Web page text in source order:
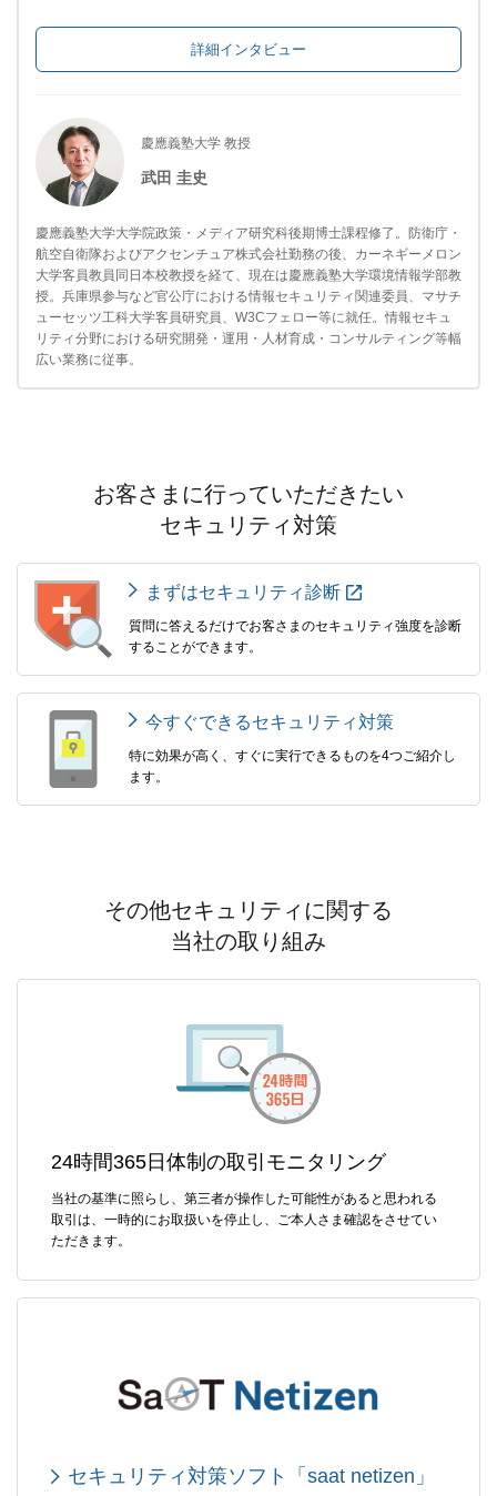
詳細インタビュー
慶應義塾大学 教授
武田 圭史
慶應義塾大学大学院政策・メディア研究科後期博士課程修了。防衛庁・
航空自衛隊およびアクセンチュア株式会社勤務の後、カーネギーメロン
大学客員教員同日本校教授を経て、現在は慶應義塾大学環境情報学部教
授。兵庫県参与など官公庁における情報セキュリティ関連委員、マサチ
ューセッツ工科大学客員研究員、W3Cフェロー等に就任。情報セキュ
リティ分野における研究開発・運用・人材育成・コンサルティング等幅
広い業務に従事。
お客さまに行っていただきたい
セキュリティ対策
まずはセキュリティ診断
質問に答えるだけでお客さまのセキュリティ強度を診断
することができます。
今すぐできるセキュリティ対策
特に効果が高く、すぐに実行できるものを4つご紹介し
ます。
その他セキュリティに関する
当社の取り組み
24時間365日体制の取引モニタリング
当社の基準に照らし、第三者が操作した可能性があると思われる
取引は、一時的にお取扱いを停止し、ご本人さま確認をさせてい
ただきます。
セキュリティ対策ソフト「saat netizen」